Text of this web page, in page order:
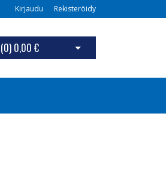
Kirjaudu Rekisteröidy
0) 0,00 € Avaa ostoskori